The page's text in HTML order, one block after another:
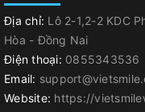
Địa chỉ: Lô 2-1,2-2 KDC
Hòa - Đồng Nai
Điện thoại: 0855343536
Email:
Website: https://